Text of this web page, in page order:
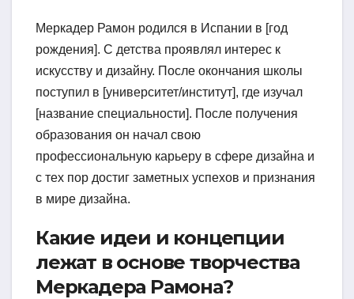
Меркадер Рамон родился в Испании в [год
рождения]. С детства проявлял интерес к
искусству и дизайну. После окончания школы
поступил в [университет/институт], где изучал
[название специальности]. После получения
образования он начал свою
профессиональную карьеру в сфере дизайна и
с тех пор достиг заметных успехов и признания
в мире дизайна.
Какие идеи и концепции
лежат в основе творчества
Меркадера Рамона?